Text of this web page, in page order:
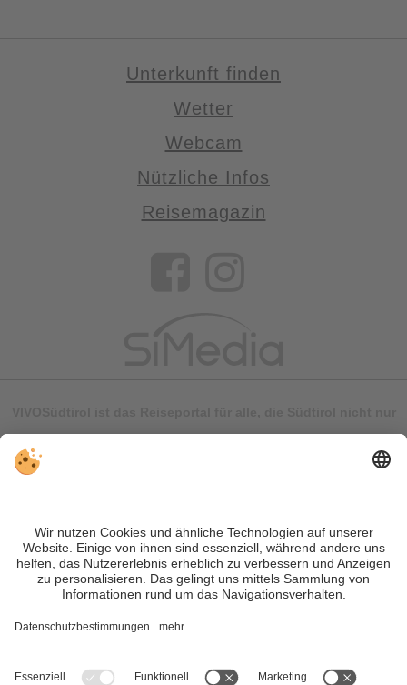
Unterkunft finden
Wetter
Webcam
Nützliche Infos
Reisemagazin
können Fehler auftreten. Wir übernehmen keine Gewähr für
die Richtigkeit und Vollständigkeit aller Informationen.
Informieren Sie sich sicherheitshalber nochmals beim
Veranstalter vor Ort über die aktuellen Bedingungen.
Sitemap| Impressum&Datenschutz Individuelle Cookie-